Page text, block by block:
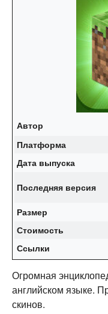
Автор
Платформа
Дата выпуска
Последняя версия
Размер
Стоимость
Ссылки
Огромная
английском языке.
скинов.